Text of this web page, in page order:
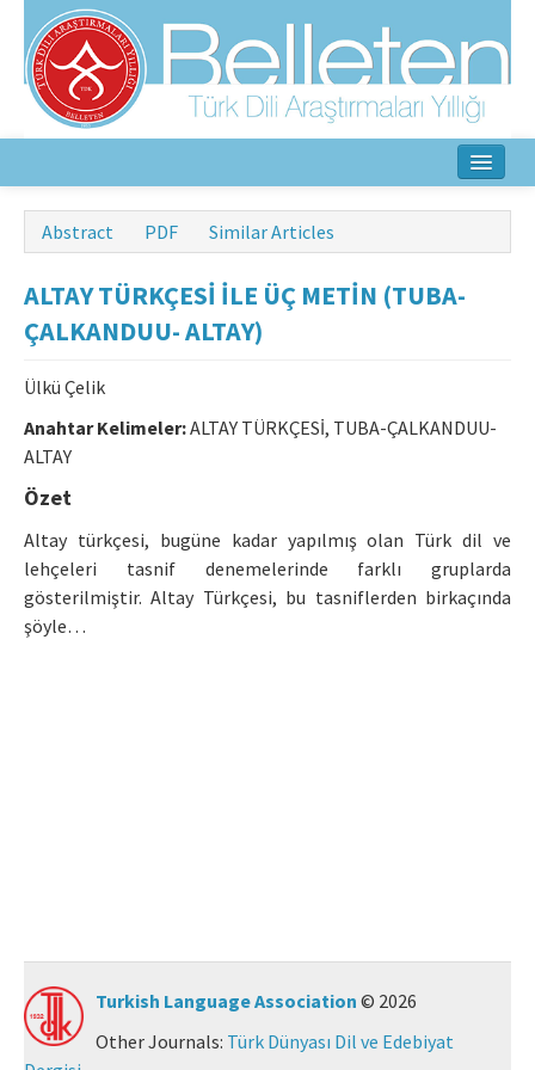
Home
About
Aim & Scope
Ethical Principles
Manuscript Submission
ISSN: 0564-5050 · e-ISSN: 2651-5113
Abstract PDF Similar Articles
ALTAY TÜRKÇESİ İLE ÜÇ METİN (TUBA-
ÇALKANDUU- ALTAY)
Ülkü Çelik
Anahtar Kelimeler:ALTAY TÜRKÇESİ, TUBA-ÇALKANDUU-
ALTAY
Özet
Altay türkçesi, bugüne kadar yapılmış olan Türk dil ve
lehçeleri tasnif denemelerinde farklı gruplarda
gösterilmiştir. Altay Türkçesi, bu tasniflerden birkaçında
şöyle…
Turkish Language Association © 2026
Other Journals: Türk Dünyası Dil ve Edebiyat